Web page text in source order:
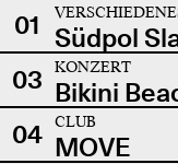
01 Südpol
03
KONZERT
Bikini
04
CLUB
MOVE